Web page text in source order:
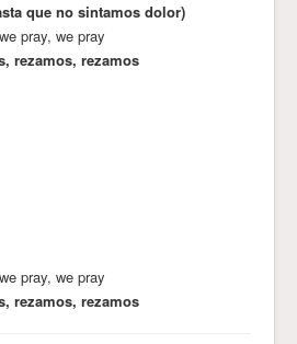
que no sintamos dolor)
pray, we pray
rezamos, rezamos
pray, we pray
rezamos, rezamos